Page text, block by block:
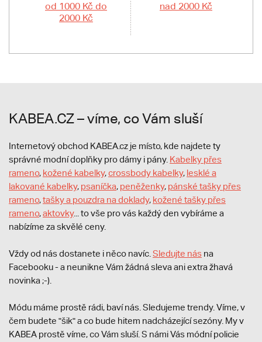
od 1000 Kč do
2000 Kč
nad 2000 Kč
KABEA.CZ – víme, co Vám sluší
Internetový obchod KABEA.cz je místo, kde najdete ty
správné modní doplňky pro dámy i pány. Kabelky přes
rameno, kožené kabelky,crossbody kabelky, lesklé a
lakované kabelky, psaníčka, peněženky, pánské tašky přes
rameno,tašky a pouzdra na doklady, kožené tašky přes
rameno,aktovky... to vše pro vás každý den vybíráme a
nabízíme za skvělé ceny.
Vždy od nás dostanete i něco navíc. Sledujte nás na
Facebooku - a neunikne Vám žádná sleva ani extra žhavá
novinka ;-).
Módu máme prostě rádi, baví nás. Sledujeme trendy. Víme, v
čem budete "šik" a co bude hitem nadcházející sezóny. My v
KABEA prostě víme, co Vám sluší. S námi Vás módní policie